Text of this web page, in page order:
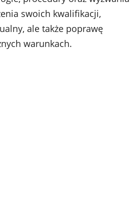
swoich kwalifikacji,
ale także poprawę
warunkach.